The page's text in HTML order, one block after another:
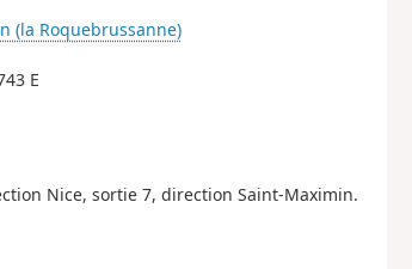
(la Roquebrussanne)
E
Nice, sortie 7, direction Saint-Maximin.